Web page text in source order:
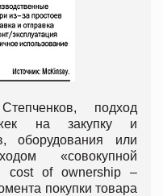
подход
на закупку и
оборудования или
«совокупной
cost of ownership –
покупки товара